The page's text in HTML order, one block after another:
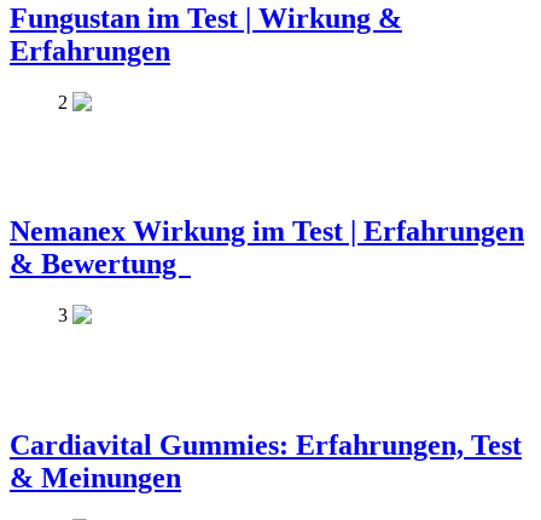
Fungustan im Test | Wirkung &
Erfahrungen
2
Nemanex Wirkung im Test | Erfahrungen
& Bewertung
3
Cardiavital Gummies: Erfahrungen, Test
& Meinungen